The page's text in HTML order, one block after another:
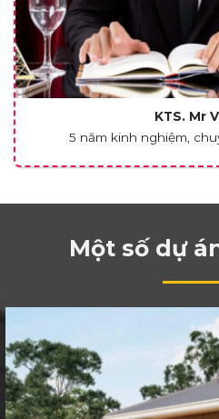
KTS. Mr
5 năm kinh nghiệm,
Một số dự